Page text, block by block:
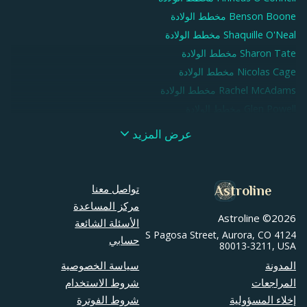
Benson Boone مخطط الولادة
Shaquille O'Neal مخطط الولادة
Sharon Tate مخطط الولادة
Nicolas Cage مخطط الولادة
Rachel McAdams مخطط الولادة
مخطط الولادة
مخطط الولادة
مخطط الولادة
Zooey Deschanel
George Washington مخطط الولادة
Marlon Wayans
Iggy Azalea
مخطط الولادة
عرض المزيد
Astroline
Astroline ©2026
4124 S Pagosa Street, Aurora, CO
80013-3211, USA
تواصل معنا
مركز المساعدة
الأسئلة الشائعة
حسابي
المدونة
المراجعات
إخلاء المسؤولية
سياسة الخصوصية
شروط الاستخدام
شروط الفوترة